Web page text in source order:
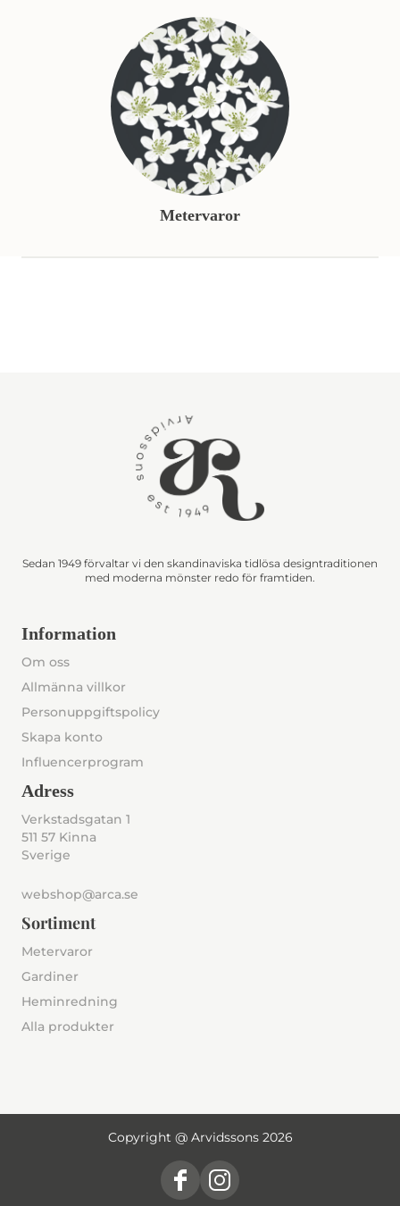
Metervaror
Sedan 1949 förvaltar vi den skandinaviska tidlösa designtraditionen
med moderna mönster redo för framtiden.
Information
Om oss
Allmänna villkor
Personuppgiftspolicy
Skapa konto
Influencerprogram
Adress
Verkstadsgatan 1
511 57 Kinna
Sverige
webshop@arca.se
Sortiment
Metervaror
Gardiner
Heminredning
Alla produkter
Copyright @ Arvidssons 2026